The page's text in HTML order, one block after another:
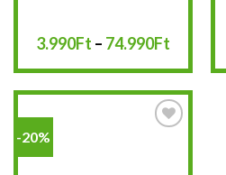
3.990Ft – 74.990Ft
-
74.990Ft
-20%